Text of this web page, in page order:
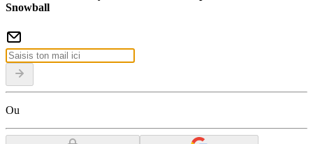
Snowball
Ou